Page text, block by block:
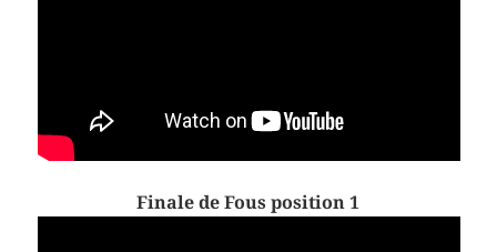
Finale de Fous position 1